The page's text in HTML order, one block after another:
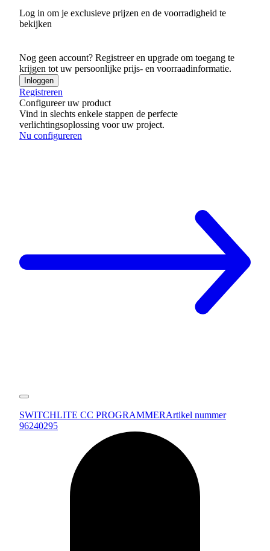
Log in om je exclusieve prijzen en de voorradigheid te
bekijken
Nog geen account? Registreer en upgrade om toegang te
krijgen tot uw persoonlijke prijs- en voorraadinformatie.
Inloggen
Registreren
Configureer uw product
Vind in slechts enkele stappen de perfecte
verlichtingsoplossing voor uw project.
Nu configureren
SWITCHLITE CC PROGRAMMERArtikel nummer
96240295